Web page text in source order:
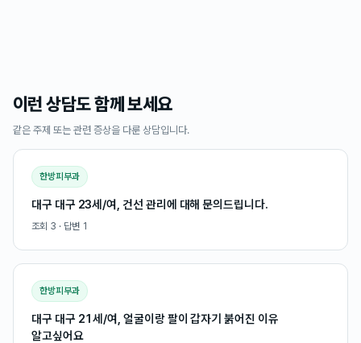
이런 상담도 함께 보세요
같은 주제 또는 관련 증상을 다룬 상담입니다.
한방피부과
대구 대구 23세/여, 건선 관리에 대해 문의드립니다.
조회 3 · 답변 1
한방피부과
대구 대구 21세/여, 얼굴이랑 팔이 갑자기 붉어진 이유
알고싶어요